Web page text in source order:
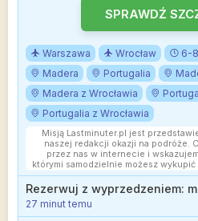
SPRAWDŹ
Warszawa Wrocław 6-
Madera
Portugalia
Madera z Wrocławia
Portugalia z Wrocławia
Misją Lastminuter.pl jest
naszej redakcji okazji na podróże.
przez nas w internecie i
którymi samodzielnie możesz
Ceny w artykułach są aktualne
otrzymywać wynagrodzenie od
Cię przekierowujemy. Nie ma to
27 minut temu